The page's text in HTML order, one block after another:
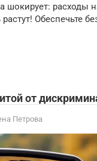
шокирует: расходы
Обеспечьте
от
Петрова